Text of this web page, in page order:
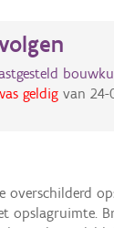
geldigvan 24-
overschilderd
opslagruimte.